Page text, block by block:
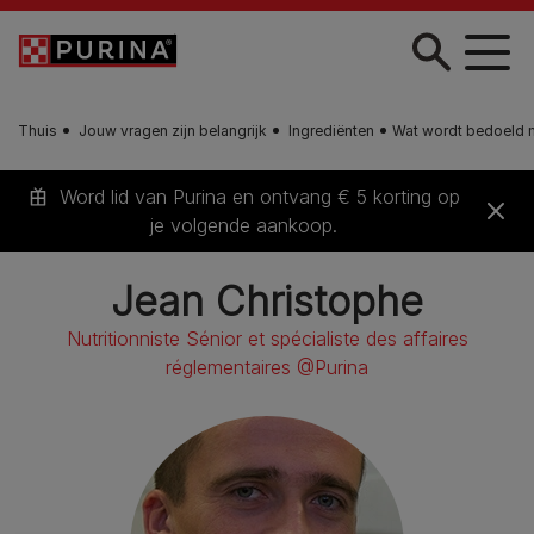
Skip to main content
Thuis Jouw vragen zijn belangrijk Ingrediënten Wat wordt bedoeld
Word lid van Purina en ontvang € 5 korting op
je volgende aankoop.
Jean Christophe
Nutritionniste Sénior et spécialiste des affaires
réglementaires @Purina